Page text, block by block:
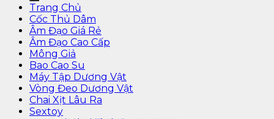
Trang Chủ
Cốc Thủ Dâm
Âm Đạo Giá Rẻ
Âm Đạo Cao Cấp
Mông Giả
Bao Cao Su
Máy Tập Dương Vật
Vòng Đeo Dương Vật
Chai Xịt Lâu Ra
Sextoy